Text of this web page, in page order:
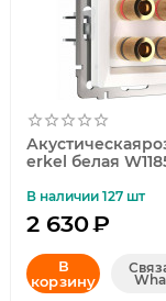
erkel белая
В наличии 127 шт
2 630₽
В
корзину